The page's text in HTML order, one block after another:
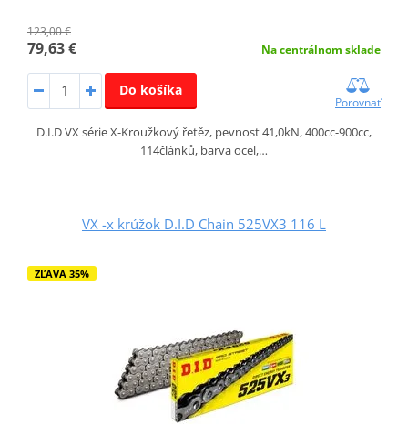
123,00 €
79,63 € Na centrálnom sklade
Do košíka
Porovnať
D.I.D VX série X-Kroužkový řetěz, pevnost 41,0kN, 400cc-900cc,
114článků, barva ocel,…
VX -x krúžok D.I.D Chain 525VX3 116 L
ZĽAVA 35%